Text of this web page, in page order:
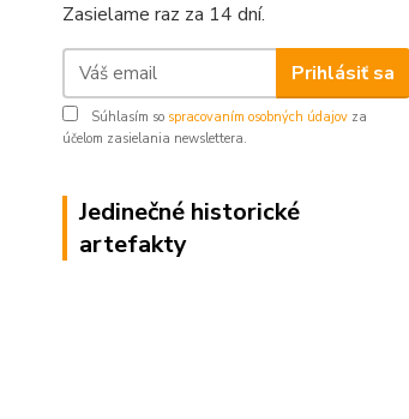
Zasielame raz za 14 dní.
Prihlásiť sa
Súhlasím so spracovaním osobných údajov za
účelom zasielania newslettera.
Jedinečné historické
artefakty